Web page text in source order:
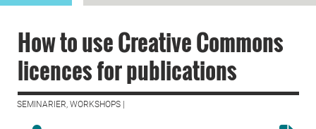
How to use Creative Commons
licences for publications
SEMINARIER, WORKSHOPS |